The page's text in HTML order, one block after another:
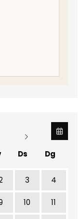
Ds Dg
3 4
10 11